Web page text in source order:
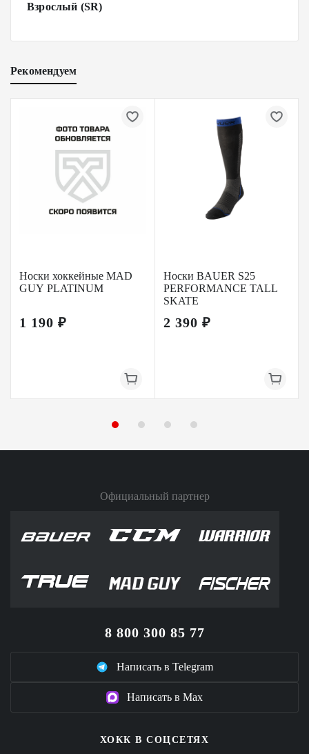
Взрослый (SR)
Рекомендуем
Носки хоккейные MAD
GUY PLATINUM
1 190 ₽
Носки BAUER S25
PERFORMANCE TALL
SKATE
2 390 ₽
Официальный партнер
8 800 300 85 77
Написать в Telegram
Написать в Max
ХОКК В СОЦСЕТЯХ